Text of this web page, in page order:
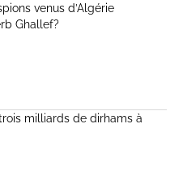
venus d’Algérie
Ghallef?
milliards de dirhams à